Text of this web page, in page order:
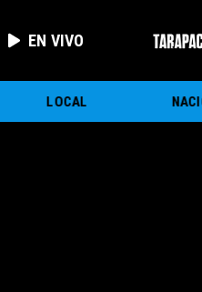
EN VIVO
LOCAL